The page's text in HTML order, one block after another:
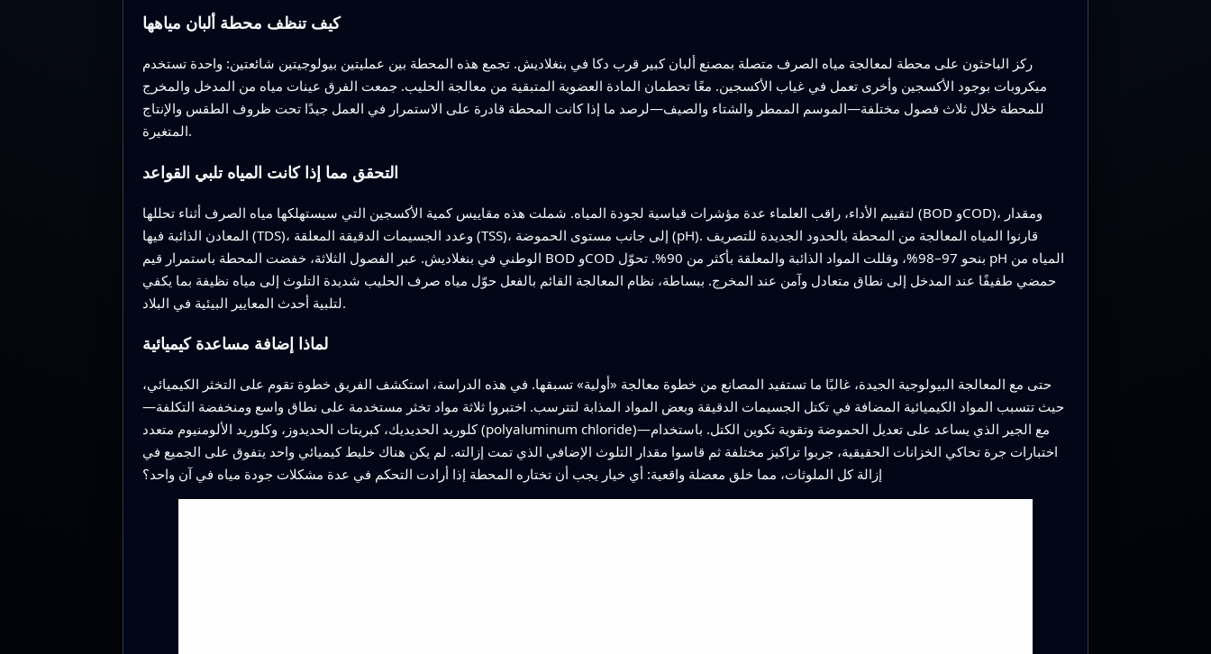
كيف تنظف محطة ألبان مياهها
ركز الباحثون على محطة لمعالجة مياه الصرف متصلة بمصنع ألبان كبير قرب دكا في بنغلاديش. تجمع هذه المحطة بين عمليتين بيولوجيتين شائعتين: واحدة تستخدم
ميكروبات بوجود الأكسجين وأخرى تعمل في غياب الأكسجين. معًا تحطمان المادة العضوية المتبقية من معالجة الحليب. جمعت الفرق عينات مياه من المدخل والمخرج
للمحطة خلال ثلاث فصول مختلفة—الموسم الممطر والشتاء والصيف—لرصد ما إذا كانت المحطة قادرة على الاستمرار في العمل جيدًا تحت ظروف الطقس والإنتاج
المتغيرة.
التحقق مما إذا كانت المياه تلبي القواعد
لتقييم الأداء، راقب العلماء عدة مؤشرات قياسية لجودة المياه. شملت هذه مقاييس كمية الأكسجين التي سيستهلكها مياه الصرف أثناء تحللها (BOD وCOD)، ومقدار
المعادن الذائبة فيها (TDS)، وعدد الجسيمات الدقيقة المعلقة (TSS)، إلى جانب مستوى الحموضة (pH). قارنوا المياه المعالجة من المحطة بالحدود الجديدة للتصريف
الوطني في بنغلاديش. عبر الفصول الثلاثة، خفضت المحطة باستمرار قيم BOD وCOD بنحو 97–98%، وقللت المواد الذائبة والمعلقة بأكثر من 90%. تحوّل pH المياه من
حمضي طفيفًا عند المدخل إلى نطاق متعادل وآمن عند المخرج. ببساطة، نظام المعالجة القائم بالفعل حوّل مياه صرف الحليب شديدة التلوث إلى مياه نظيفة بما يكفي
لتلبية أحدث المعايير البيئية في البلاد.
لماذا إضافة مساعدة كيميائية
حتى مع المعالجة البيولوجية الجيدة، غالبًا ما تستفيد المصانع من خطوة معالجة «أولية» تسبقها. في هذه الدراسة، استكشف الفريق خطوة تقوم على التخثر الكيميائي،
حيث تتسبب المواد الكيميائية المضافة في تكتل الجسيمات الدقيقة وبعض المواد المذابة لتترسب. اختبروا ثلاثة مواد تخثر مستخدمة على نطاق واسع ومنخفضة التكلفة—
كلوريد الحديديك، كبريتات الحديدوز، وكلوريد الألومنيوم متعدد (polyaluminum chloride)—مع الجير الذي يساعد على تعديل الحموضة وتقوية تكوين الكتل. باستخدام
اختبارات جرة تحاكي الخزانات الحقيقية، جربوا تراكيز مختلفة ثم قاسوا مقدار التلوث الإضافي الذي تمت إزالته. لم يكن هناك خليط كيميائي واحد يتفوق على الجميع في
إزالة كل الملوثات، مما خلق معضلة واقعية: أي خيار يجب أن تختاره المحطة إذا أرادت التحكم في عدة مشكلات جودة مياه في آن واحد؟